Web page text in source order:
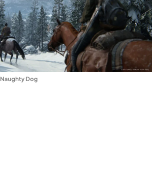
Naughty Dog